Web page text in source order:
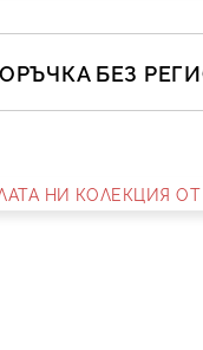
БЕЗ
Политика за
НИ КОЛЕКЦИЯ